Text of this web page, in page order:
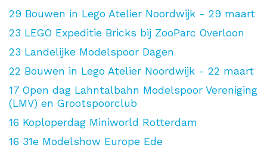
29 Bouwen in Lego Atelier Noordwijk - 29 maart
23 LEGO Expeditie Bricks bij ZooParc Overloon
23 Landelijke Modelspoor Dagen
22 Bouwen in Lego Atelier Noordwijk - 22 maart
17 Open dag Lahntalbahn Modelspoor Vereniging
(LMV) en Grootspoorclub
16 Koploperdag Miniworld Rotterdam
16 31e Modelshow Europe Ede